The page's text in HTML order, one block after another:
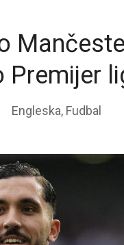
Premijer
Engleska, Fudbal